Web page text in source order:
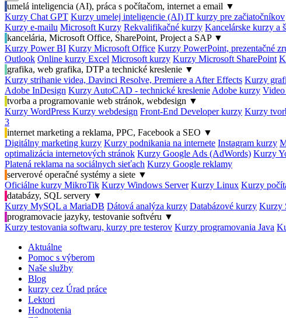
umelá inteligencia (AI), práca s počítačom, internet a email ▼
Kurzy Chat GPT Kurzy umelej inteligencie (AI) IT kurzy pre začiatočníkov
Kurzy e-mailu Microsoft Kurzy Rekvalifikačné kurzy Kancelárske kurzy a
kancelária, Microsoft Office, SharePoint, Project a SAP ▼
Kurzy Power BI Kurzy Microsoft Office Kurzy PowerPoint, prezentačné
Outlook Online kurzy Excel Microsoft kurzy Kurzy Microsoft SharePoint
grafika, web grafika, DTP a technické kreslenie ▼
Kurzy strihanie videa, Davinci Resolve, Premiere a After Effects Kurzy
Adobe InDesign Kurzy AutoCAD - technické kreslenie Adobe kurzy
tvorba a programovanie web stránok, webdesign ▼
Kurzy WordPress Kurzy webdesign Front-End Developer kurzy Kurzy
3
internet marketing a reklama, PPC, Facebook a SEO ▼
Digitálny marketing kurzy Kurzy podnikania na internete Instagram kurzy
optimalizácia internetových stránok Kurzy Google Ads (AdWords) Kurzy
Platená reklama na sociálnych sieťach Kurzy Google reklamy
serverové operačné systémy a siete ▼
Oficiálne kurzy MikroTik Kurzy Windows Server Kurzy Linux Kurzy
databázy, SQL servery ▼
Kurzy MySQL a MariaDB Dátová analýza kurzy Databázové kurzy Kurzy
programovacie jazyky, testovanie softvéru ▼
Kurzy testovania softwaru, kurzy pre testerov Kurzy programovania Java
Aktuálne
Pomoc s výberom
Naše služby
Blog
kurzy cez Úrad práce
Lektori
Hodnotenia